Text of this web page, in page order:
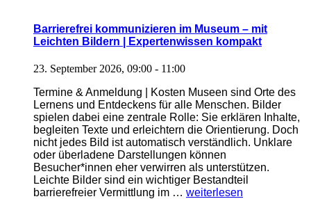
Expertenwissen
kompakt
Barrierefrei kommunizieren im Museum – mit
Leichten Bildern | Expertenwissen kompakt
23. September 2026, 09:00 - 11:00
Termine & Anmeldung | Kosten Museen sind Orte des
Lernens und Entdeckens für alle Menschen. Bilder
spielen dabei eine zentrale Rolle: Sie erklären Inhalte,
begleiten Texte und erleichtern die Orientierung. Doch
nicht jedes Bild ist automatisch verständlich. Unklare
oder überladene Darstellungen können
Besucher*innen eher verwirren als unterstützen.
Leichte Bilder sind ein wichtiger Bestandteil
barrierefreier Vermittlung im … „Barrierefrei
weiterlesen